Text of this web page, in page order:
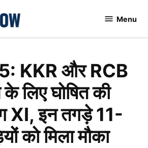
Menu
KKR और RCB
लिए घोषित की
XI, इन तगड़े 11-
को मिला मौका